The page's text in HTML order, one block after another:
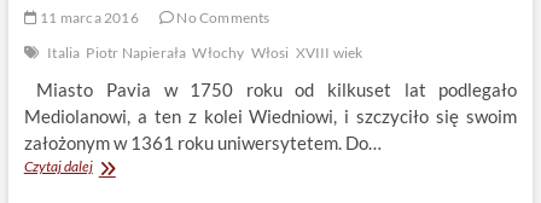
11 marca 2016
No Comments
Italia Piotr Napierała Włochy Włosi XVIII wiek
Miasto Pavia w 1750 roku od kilkuset lat podlegało
Mediolanowi, a ten z kolei Wiedniowi, i szczyciło się swoim
założonym w 1361 roku uniwersytetem. Do…
Czytaj dalejPawia